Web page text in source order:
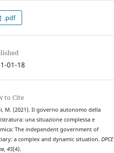
.pdf
01-18
to Cite
M. (2021). Il governo autonomo della
una situazione complessa e
The independent government of
a complex and dynamic situation.DPCE
,45(4).